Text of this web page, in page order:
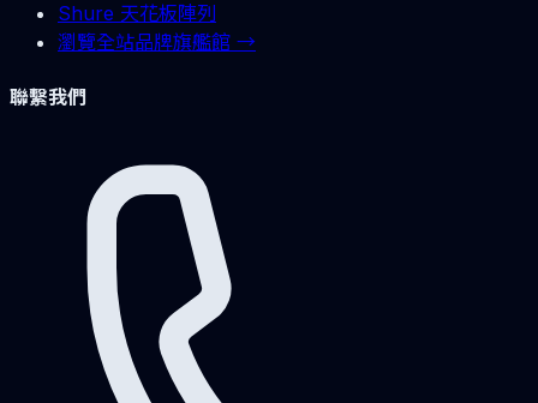
Shure 天花板陣列
瀏覽全站品牌旗艦館 →
聯繫我們